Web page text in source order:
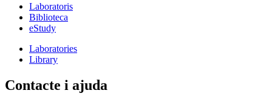
Laboratoris
Biblioteca
eStudy
Laboratories
Library
Contacte i ajuda